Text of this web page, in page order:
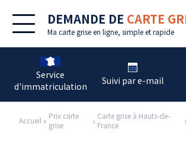
DEMANDE DE CARTE
Ma carte grise en ligne, simple et rapide
Service
d'immatriculation
Suivi par e-mail
Accueil
Prix carte
grise
Carte grise à Hauts-de-
France